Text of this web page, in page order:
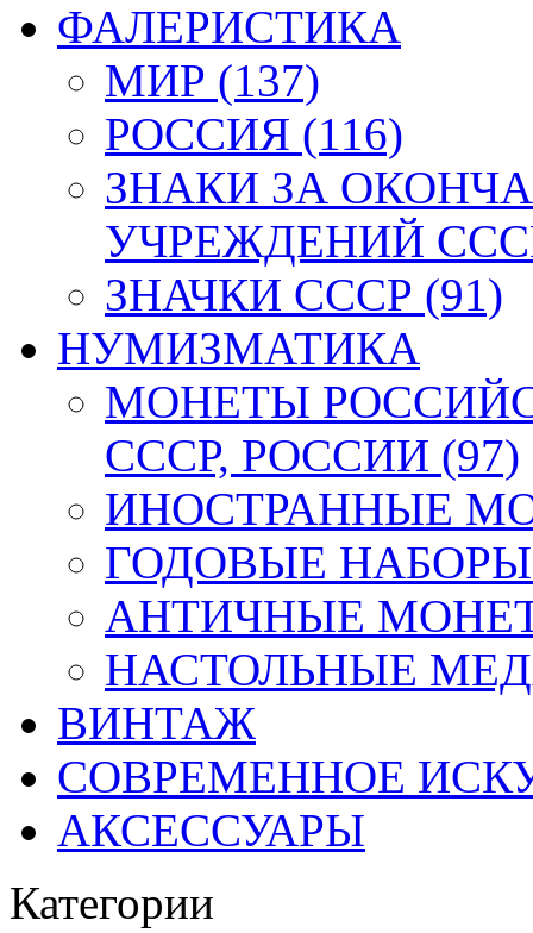
ФАЛЕРИСТИКА
МИР (137)
РОССИЯ (116)
ЗНАКИ ЗА
УЧРЕЖДЕНИЙ
ЗНАЧКИ СССР (91)
НУМИЗМАТИКА
МОНЕТЫ
СССР, РОССИИ (97)
ИНОСТРАННЫЕ
ГОДОВЫЕ НАБОРЫ
АНТИЧНЫЕ
НАСТОЛЬНЫЕ
ВИНТАЖ
СОВРЕМЕННОЕ
АКСЕССУАРЫ
Категории